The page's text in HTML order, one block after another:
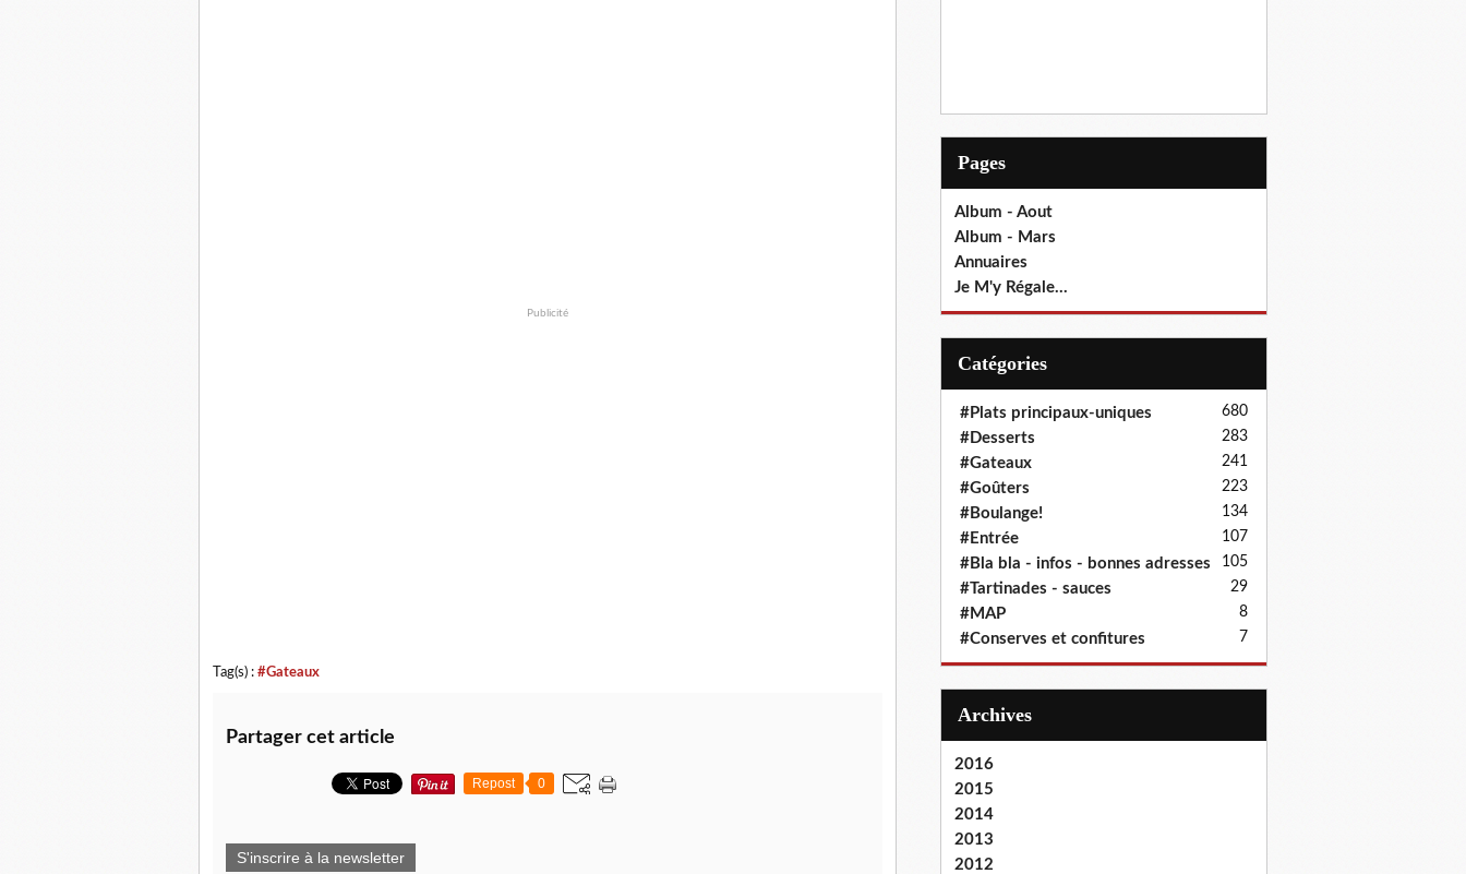
Publicité
Tag(s) : #Gateaux
Partager cet article
Repost 0
S'inscrire à la newsletter
Pages
Album - Aout
Album - Mars
Annuaires
Je M'y Régale...
Catégories
#Plats principaux-uniques 680
#Desserts 283
#Gateaux 241
#Goûters 223
#Boulange! 134
#Entrée 107
#Bla bla - infos - bonnes adresses 105
#Tartinades - sauces 29
#MAP 8
#Conserves et confitures 7
Archives
2016
2015
2014
2013
2012